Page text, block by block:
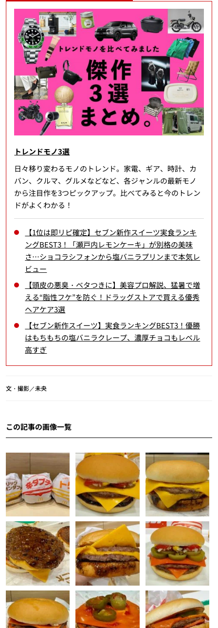
トレンドモノ3選
日々移り変わるモノのトレンド。家電、ギア、時計、カ
バン、クルマ、グルメなどなど、各ジャンルの最新モノ
から注目作を3つピックアップ。比べてみると今のトレン
ドがよくわかる！
【1位は即リピ確定】セブン新作スイーツ実食ランキ
ングBEST3！「瀬戸内レモンケーキ」が別格の美味
さ…ショコラシフォンから塩バニラプリンまで本気レ
ビュー
【頭皮の悪臭・ベタつきに】美容プロ解説、猛暑で増
える“脂性フケ”を防ぐ！ドラッグストアで買える優秀
ヘアケア3選
【セブン新作スイーツ】実食ランキングBEST3！優勝
はもちもちの塩バニラクレープ、濃厚チョコもレベル
高すぎ
文・撮影／未央
この記事の画像一覧